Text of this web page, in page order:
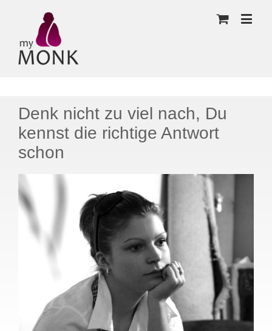
Denk nicht zu viel nach, Du
kennst die richtige Antwort
schon